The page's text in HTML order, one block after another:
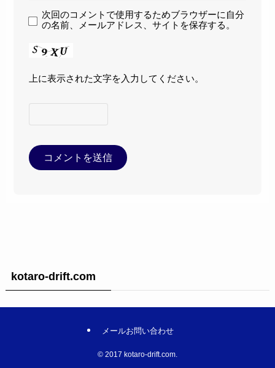
次回のコメントで使用するためブラウザーに自分
の名前、メールアドレス、サイトを保存する。
上に表示された文字を入力してください。
kotaro-drift.com
メールお問い合わせ
© 2017 kotaro-drift.com.